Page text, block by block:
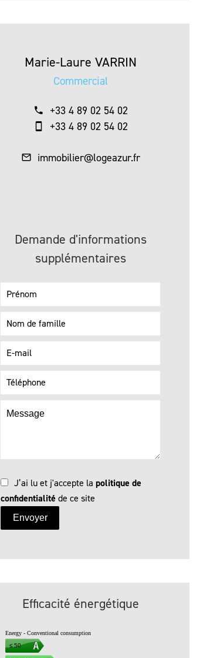
Marie-Laure VARRIN
Commercial
+33 4 89 02 54 02
+33 4 89 02 54 02
immobilier@logeazur.fr
Demande d'informations
supplémentaires
J’ai lu et j'accepte la politique de
confidentialité de ce site
Envoyer
Efficacité énergétique